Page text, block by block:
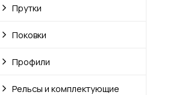
Прутки
Поковки
Профили
Рельсы и комплектующие